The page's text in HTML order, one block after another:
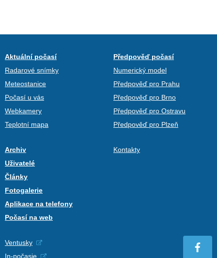
Aktuální počasí
Radarové snímky
Meteostanice
Počasí u vás
Webkamery
Teplotní mapa
Předpověď počasí
Numerický model
Předpověď pro Prahu
Předpověď pro Brno
Předpověď pro Ostravu
Předpověď pro Plzeň
Archiv
Uživatelé
Články
Fotogalerie
Aplikace na telefony
Počasí na web
Kontakty
Ventusky
In-počasie